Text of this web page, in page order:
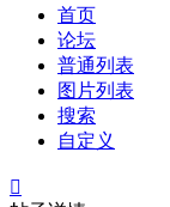
首页
论坛
普通列表
图片列表
搜索
自定义
